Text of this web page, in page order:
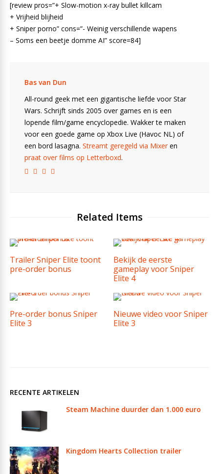
[review pros=”+ Slow-motion x-ray bullet killcam
+ Vrijheid blijheid
+ Sniper porno” cons=”- Weinig verschillende wapens
– Soms een beetje domme AI” score=84]
Bas van Dun
All-round geek met een gigantische liefde voor Star
Wars. Schrijft sinds 2005 over games en is een
lopende film/game encyclopedie. Wakker te maken
voor een goede game op Xbox Live (Havoc NL) of
een bord lasagna. Streamt geregeld via Mixeren
praat over films op Letterboxd.
Related Items
Trailer Sniper Elite toont
pre-order bonus
Bekijk de eerste
gameplay voor Sniper
Elite 4
Pre-order bonus Sniper
Elite 3
Nieuwe video voor Sniper
Elite 3
RECENTE ARTIKELEN
Steam Machine duurder dan 1.000 euro
Kingdom Hearts Collection trailer